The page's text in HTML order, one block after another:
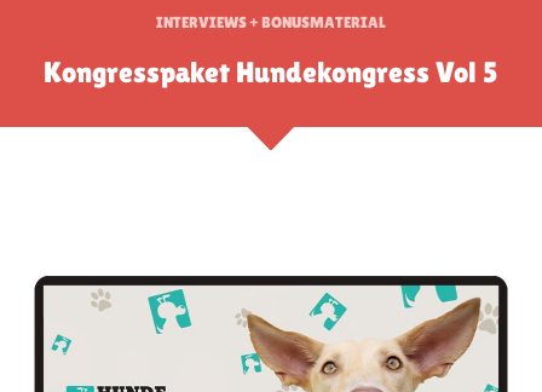
INTERVIEWS + BONUSMATERIAL
Kongresspaket Hundekongress Vol 5